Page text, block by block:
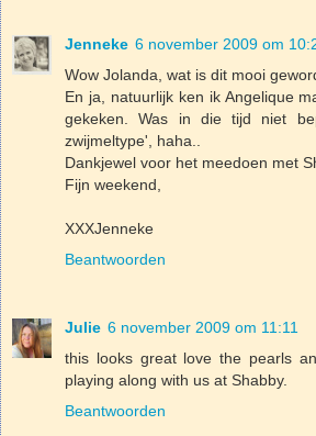
Jenneke 6 november 2009 om
Wow Jolanda, wat is dit mooi
En ja, natuurlijk ken ik Angelique
gekeken. Was in die tijd niet
zwijmeltype', haha..
Dankjewel voor het meedoen met
Fijn weekend,
XXXJenneke
Beantwoorden
Julie 6 november 2009 om 11:11
this looks great love the pearls
playing along with us at Shabby.
Beantwoorden